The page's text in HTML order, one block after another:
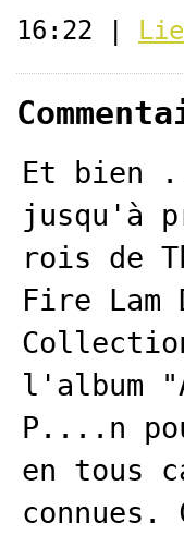
16:22 |
Et bien
jusqu'à
rois de
Fire Lam
l'album
P....n
en tous
connues.